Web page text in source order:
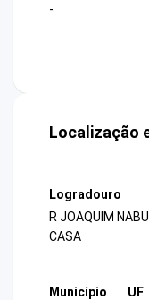
-
Localização
Logradouro
R JOAQUIM
CASA
Município
UF